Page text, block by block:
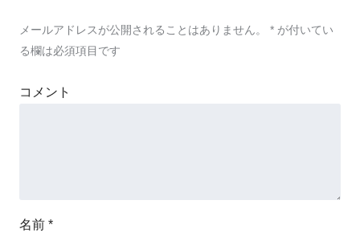
メールアドレスが公開されることはありません。 * が付いてい
る欄は必須項目です
コメント
名前 *